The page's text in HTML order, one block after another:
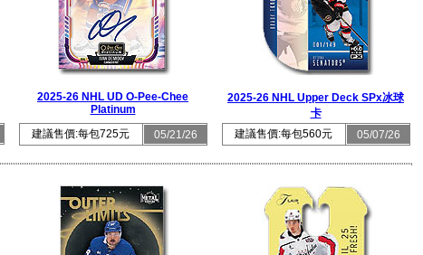
2025-26 NHL UD O-Pee-Chee
Platinum
建議售價:每包725元
05/21/26
2025-26 NHL Upper Deck SPx冰球
卡
建議售價:每包560元
05/07/26